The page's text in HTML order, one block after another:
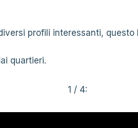
profili interessanti, questo
quartieri.
1 / 4: